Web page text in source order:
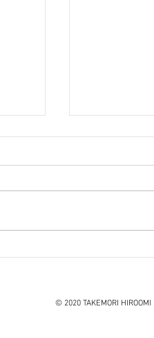
『笑う住宅
© 2020 TAKEMORI